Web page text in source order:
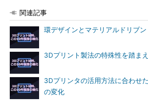
関連記事
環デザインとマテリアルドリブ
3Dプリント製法の特殊性を踏ま
3Dプリンタの活用方法に合わせ
の変化